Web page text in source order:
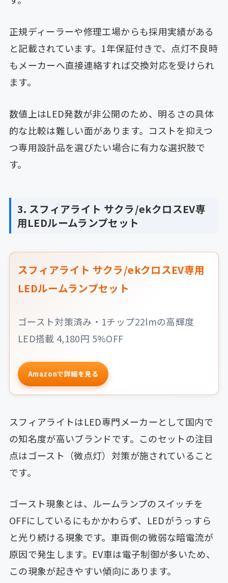
正規ディーラーや修理工場からも採用実績がある
と記載されています。1年保証付きで、点灯不良時
もメーカーへ直接連絡すれば交換対応を受けられ
ます。
数値上はLED発数が非公開のため、明るさの具体
的な比較は難しい面があります。コストを抑えつ
つ専用設計品を選びたい場合に有力な選択肢で
す。
3. スフィアライト サクラ/ekクロスEV専
用LEDルームランプセット
スフィアライト サクラ/ekクロスEV専用
LEDルームランプセット
ゴースト対策済み・1チップ22lmの高輝度
LED搭載 4,180円 5%OFF
Amazonで詳細を見る
スフィアライトはLED専門メーカーとして国内で
の知名度が高いブランドです。このセットの注目
点はゴースト（微点灯）対策が施されていること
です。
ゴースト現象とは、ルームランプのスイッチを
OFFにしているにもかかわらず、LEDがうっすら
と光り続ける現象です。車両側の微弱な暗電流が
原因で発生します。EV車は電子制御が多いため、
この現象が起きやすい傾向にあります。